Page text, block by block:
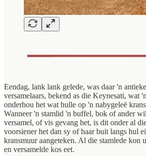
Eendag, lank lank gelede, was daar 'n
versamelaars, bekend as die Keynesati, wat
onderhou het wat hulle op 'n nabygeleë
Wanneer 'n stamlid 'n buffel, bok of ander
versamel, of vis gevang het, is dit onder al
voorsiener het dan sy of haar buit langs hul
kransmuur aangeteken. Al die stamlede kon
en versamelde kos eet.